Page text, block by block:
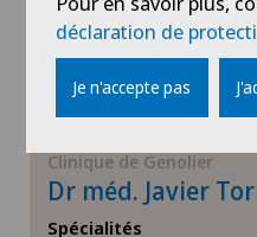
Chirurgie viscérale
Coloproctologie
Da Vinci
Voir profil
Clinique de Genolier
Dr méd. Javier
Spécialités
déclaration de
Je n'accepte pas